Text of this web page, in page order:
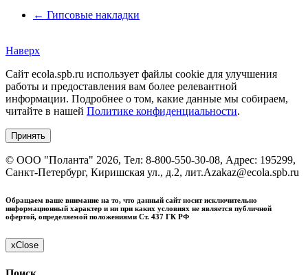
← Гипсовые накладки
Наверх
Сайт ecola.spb.ru использует файлы cookie для улучшения
работы и предоставления вам более релевантной
информации. Подробнее о том, какие данные мы собираем,
читайте в нашей Политике конфиденциальности.
Принять
© ООО "Поланта" 2026, Тел: 8-800-550-30-08, Адрес: 195299,
Санкт-Петербург, Киришская ул., д.2, лит.Аzakaz@ecola.spb.ru
Обращаем ваше внимание на то, что данный сайт носит исключительно
информационный характер и ни при каких условиях не является публичной
офертой, определяемой положениями Ст. 437 ГК РФ
xClose